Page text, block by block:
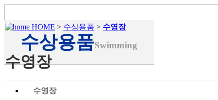
수상용품Swimming
수영장
HOME > 수상용품 > 수영장
수영장